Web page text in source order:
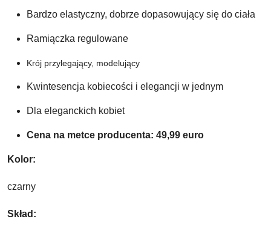
Bardzo elastyczny, dobrze dopasowujący się do ciała
Ramiączka regulowane
Krój przylegający, modelujący
Kwintesencja kobiecości i elegancji w jednym
Dla eleganckich kobiet
Cena na metce producenta: 49,99 euro
Kolor:
czarny
Skład: